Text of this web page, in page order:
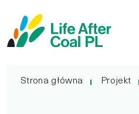
treści
Cele
Strona główna Projekt